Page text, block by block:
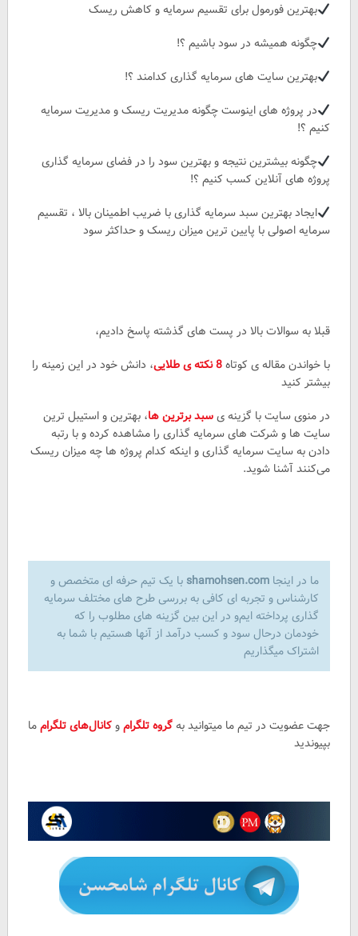
بهترین فورمول برای تقسیم سرمایه و کاهش ریسک
چگونه همیشه در سود باشیم ؟!
بهترین سایت های سرمایه گذاری کدامند ؟!
در پروژه های اینوست چگونه مدیریت ریسک و مدیریت سرمایه
کنیم ؟!
چگونه بیشترین نتیجه و بهترین سود را در فضای سرمایه گذاری
پروژه های آنلاین کسب کنیم ؟!
ایجاد بهترین سبد سرمایه گذاری با ضریب اطمینان بالا ، تقسیم
سرمایه اصولی با پایین ترین میزان ریسک و حداکثر سود
قبلا به سوالات بالا در پست های گذشته پاسخ دادیم،
با خواندن مقاله ی کوتاه8 نکته ی طلایی
، دانش خود در این زمینه را
بیشتر کنید
در منوی سایت با گزینه یسبد برترین ها، بهترین و استیبل ترین
سایت ها و شرکت های سرمایه گذاری را مشاهده کرده و با رتبه
دادن به سایت سرمایه گذاری و اینکه کدام پروژه ها چه میزان ریسک
می‌کنند آشنا شوید.
ما در اینجا shamohsen.comبا یک تیم حرفه ای متخصص و
کارشناس و تجربه ای کافی به بررسی طرح های مختلف سرمایه
گذاری پرداخته ایم‌‌و در این بین گزینه های مطلوب را که
خودمان درحال سود و کسب درآمد از آنها هستیم با شما به
اشتراک میگذاریم
جهت عضویت در تیم ما میتوانید بهگروه تلگراموکانال‌های تلگرامما
بپیوندید